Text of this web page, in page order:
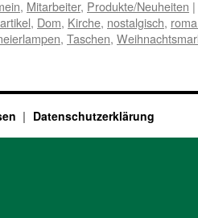
, Mitarbeiter, Produkte/Neuheiten |
, Dom, Kirche, nostalgisch,
, Taschen,
Datenschutzerklärung